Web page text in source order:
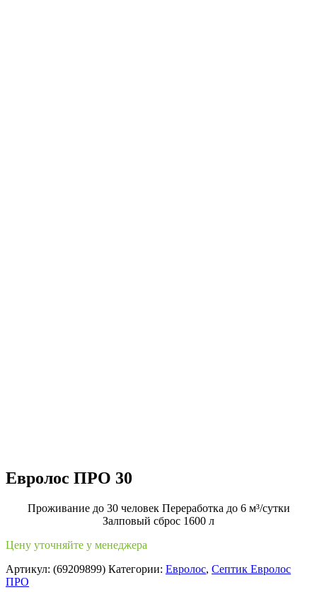
Евролос ПРО 30
Проживание до 30 человек Переработка до 6 м³/сутки
Залповый сброс 1600 л
Цену уточняйте у менеджера
Артикул: (69209899) Категории: Евролос, Септик Евролос
ПРО